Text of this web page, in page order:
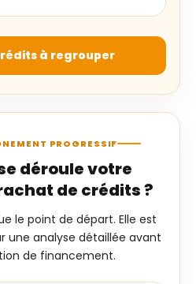
à regrouper
PROGRESSIF
déroule votre
de crédits ?
le point de départ. Elle est
une analyse détaillée avant
de financement.